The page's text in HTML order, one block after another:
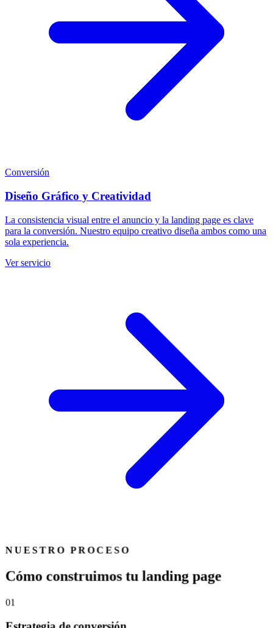
Conversión
Diseño Gráfico y Creatividad
La consistencia visual entre el anuncio y la landing page es clave
para la conversión. Nuestro equipo creativo diseña ambos como una
sola experiencia.
Ver servicio
NUESTRO PROCESO
Cómo construimos tu landing page
01